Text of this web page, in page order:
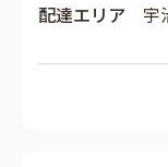
配達エリア
宇